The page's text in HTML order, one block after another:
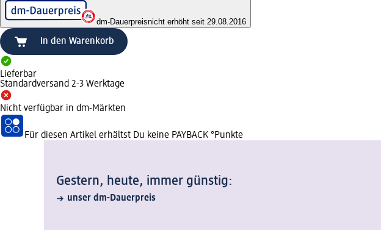
dm-Dauerpreisnicht erhöht seit 29.08.2016
In den Warenkorb
Lieferbar
Standardversand 2-3 Werktage
Nicht verfügbar in dm-Märkten
Für diesen Artikel erhältst Du keine PAYBACK °Punkte
Gestern, heute, immer günstig:
unser dm-Dauerpreis